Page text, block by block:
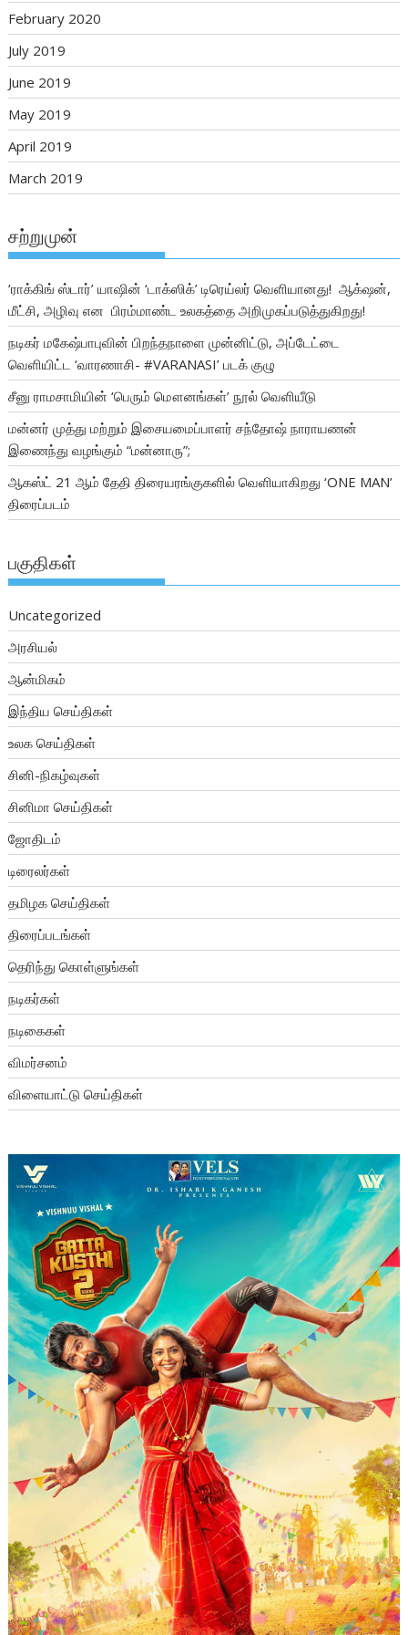
February 2020
July 2019
June 2019
May 2019
April 2019
March 2019
சற்றுமுன்
‘ராக்கிங் ஸ்டார்’ யாஷின் ‘டாக்ஸிக்’ டிரெய்லர் வெளியானது! ஆக்‌ஷன்,
மீட்சி, அழிவு என பிரம்மாண்ட உலகத்தை அறிமுகப்படுத்துகிறது!
நடிகர் மகேஷ்பாபுவின் பிறந்தநாளை முன்னிட்டு, அப்டேட்டை
வெளியிட்ட ‘வாரணாசி- #VARANASI’ படக் குழு
சீனு ராமசாமியின் ‘பெரும் மௌனங்கள்’ நூல் வெளியீடு
மன்னர் முத்து மற்றும் இசையமைப்பாளர் சந்தோஷ் நாராயணன்
இணைந்து வழங்கும் “மன்னாரு”;
ஆகஸ்ட் 21 ஆம் தேதி திரையரங்குகளில் வெளியாகிறது ‘ONE MAN’
திரைப்படம்
பகுதிகள்
Uncategorized
அரசியல்
ஆன்மிகம்
இந்திய செய்திகள்
உலக செய்திகள்
சினி-நிகழ்வுகள்
சினிமா செய்திகள்
ஜோதிடம்
டிரைலர்கள்
தமிழக செய்திகள்
திரைப்படங்கள்
தெரிந்து கொள்ளுங்கள்
நடிகர்கள்
நடிகைகள்
விமர்சனம்
விளையாட்டு செய்திகள்